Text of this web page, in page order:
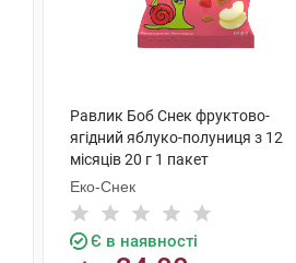
Равлик Боб Снек фруктово-
ягідний яблуко-полуниця з 12
місяців 20 г 1 пакет
Еко-Снек
Є в наявності